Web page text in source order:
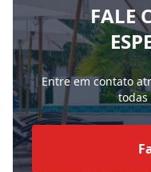
FALE
Entre em contato
todas